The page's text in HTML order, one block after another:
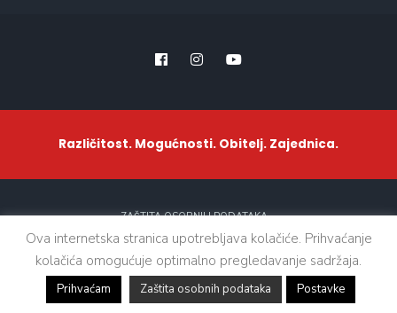
Različitost. Mogućnosti. Obitelj. Zajednica.
ZAŠTITA OSOBNIH PODATAKA
Sva prava zadržana. © 2021 - Grad Belišće
Ova internetska stranica upotrebljava kolačiće. Prihvaćanje
kolačića omogućuje optimalno pregledavanje sadržaja.
Prihvaćam Zaštita osobnih podataka Postavke